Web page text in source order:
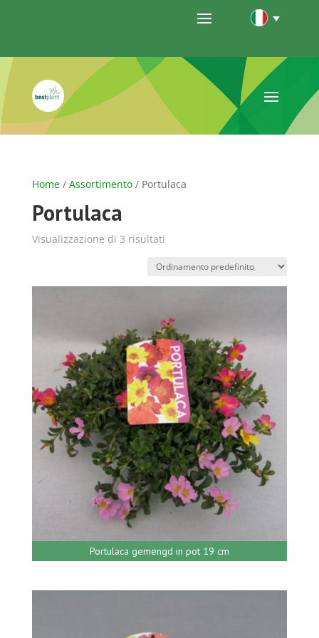
Home/ Assortimento/ Portulaca
Portulaca
Visualizzazione di 3 risultati
Portulaca gemengd in pot 19 cm